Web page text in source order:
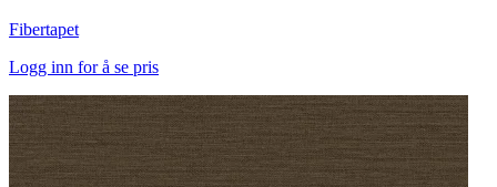
Fibertapet
Logg inn for å se pris